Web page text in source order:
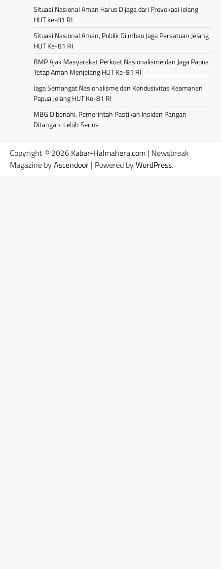
Situasi Nasional Aman Harus Dijaga dari Provokasi Jelang
HUT ke-81 RI
Situasi Nasional Aman, Publik Diimbau Jaga Persatuan Jelang
HUT Ke-81 RI
BMP Ajak Masyarakat Perkuat Nasionalisme dan Jaga Papua
Tetap Aman Menjelang HUT Ke-81 RI
Jaga Semangat Nasionalisme dan Kondusivitas Keamanan
Papua Jelang HUT Ke-81 RI
MBG Dibenahi, Pemerintah Pastikan Insiden Pangan
Ditangani Lebih Serius
Copyright © 2026 Kabar-Halmahera.com | Newsbreak
Magazine byAscendoor | Powered byWordPress.